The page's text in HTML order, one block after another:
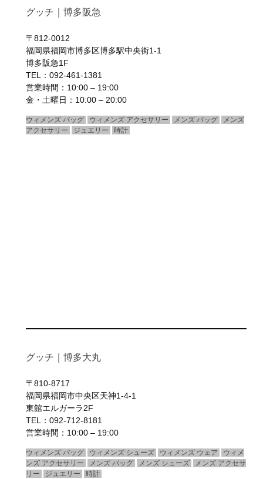
グッチ｜博多阪急
〒812-0012
福岡県福岡市博多区博多駅中央街1-1
博多阪急1F
TEL：092-461-1381
営業時間：10:00 – 19:00
金・土曜日：10:00 – 20:00
ウィメンズ バッグ ウィメンズ アクセサリー メンズ バッグ
メンズ
アクセサリー
ジュエリー 時計
グッチ｜博多大丸
〒810-8717
福岡県福岡市中央区天神1-4-1
東館エルガーラ2F
TEL：092-712-8181
営業時間：10:00 – 19:00
ウィメンズ バッグ ウィメンズ シューズ ウィメンズ ウェア
ウィメ
ンズ アクセサリー
メンズ バッグ メンズ シューズ
メンズ アクセサ
リー
ジュエリー 時計